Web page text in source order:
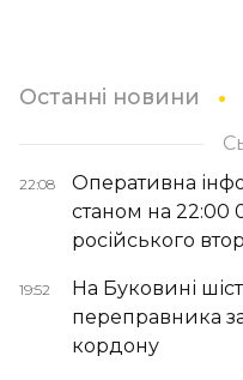
Останні новини
22:08
Оперативна
станом на 22:00
російського
19:52
На Буковині
переправника
кордону